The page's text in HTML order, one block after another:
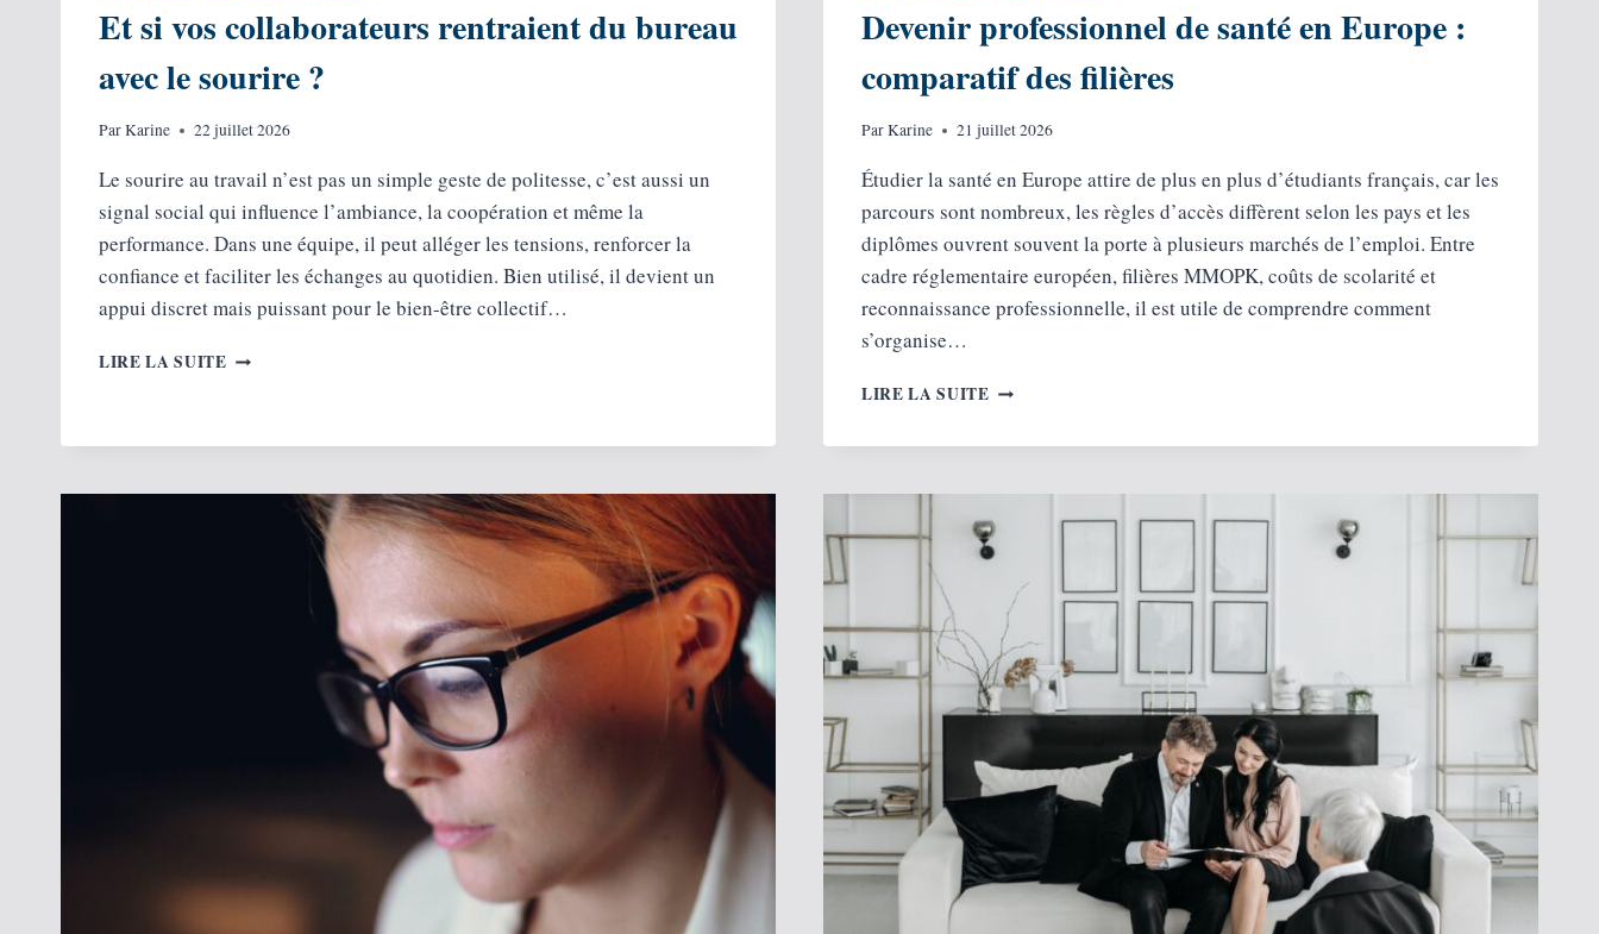
Et si vos collaborateurs rentraient du bureau
avec le sourire ?
ParKarine 22 juillet 2026
Le sourire au travail n’est pas un simple geste de politesse, c’est aussi un
signal social qui influence l’ambiance, la coopération et même la
performance. Dans une équipe, il peut alléger les tensions, renforcer la
confiance et faciliter les échanges au quotidien. Bien utilisé, il devient un
appui discret mais puissant pour le bien-être collectif…
LIRE LA SUITE ET
Devenir professionnel de santé en Europe :
comparatif des filières
ParKarine 21 juillet 2026
Étudier la santé en Europe attire de plus en plus d’étudiants français, car les
parcours sont nombreux, les règles d’accès diffèrent selon les pays et les
diplômes ouvrent souvent la porte à plusieurs marchés de l’emploi. Entre
cadre réglementaire européen, filières MMOPK, coûts de scolarité et
reconnaissance professionnelle, il est utile de comprendre comment
s’organise…
LIRE LA SUITE DEVENIR
:
COMPARATIF
DES
FILIÈRES